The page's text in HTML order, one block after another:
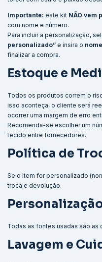
Importante: este kit NÃO vem
com nome e número.
Para incluir a personalização,
personalizado” e insira o
finalizar a compra.
Estoque e
Todos os produtos correm o
isso aconteça, o cliente será
ocorrer uma margem de erro
Recomenda-se escolher um
tecido entre fornecedores.
Política de
Se o item for personalizado
troca e devolução.
Todas as fontes usadas são as
Lavagem e